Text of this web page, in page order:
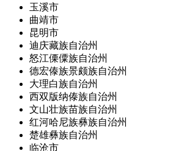
玉溪市
曲靖市
昆明市
迪庆藏族自治州
怒江傈僳族自治州
德宏傣族景颇族自治州
大理白族自治州
西双版纳傣族自治州
文山壮族苗族自治州
红河哈尼族彝族自治州
楚雄彝族自治州
临沧市